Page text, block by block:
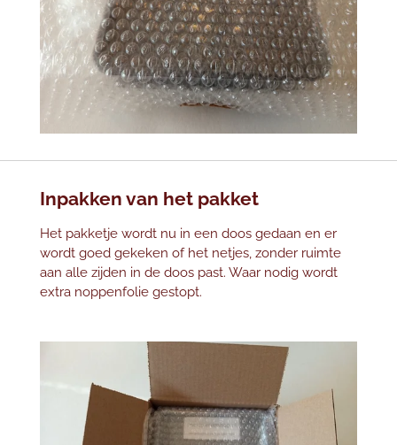
Inpakken van het pakket
Het pakketje wordt nu in een doos gedaan en er
wordt goed gekeken of het netjes, zonder ruimte
aan alle zijden in de doos past. Waar nodig wordt
extra noppenfolie gestopt.